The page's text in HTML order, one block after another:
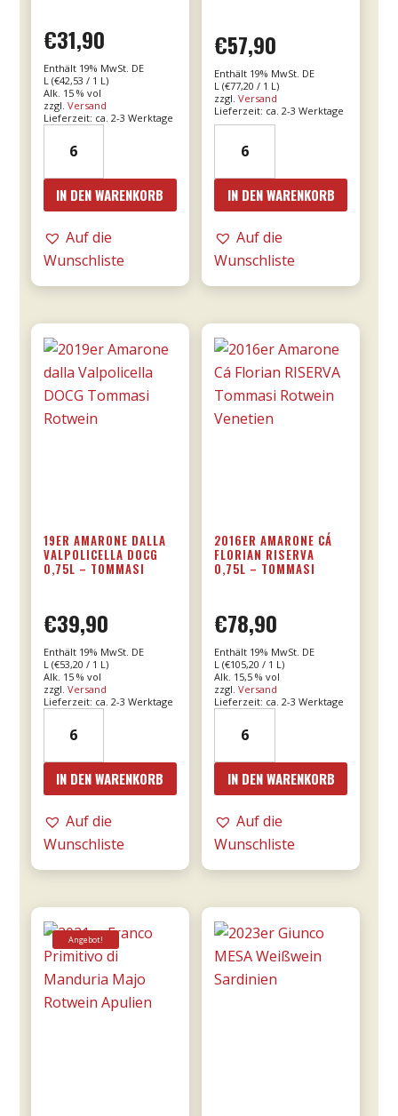
€31,90
Enthält 19% MwSt. DE
L (€42,53 / 1 L)
Alk. 15 % vol
zzgl. Versand
Lieferzeit: ca. 2-3 Werktage
Bricco
Bonfante
DOCG
riserva
0,75l
IN DEN WARENKORB
Auf die
Wunschliste
€57,90
Enthält 19% MwSt. DE
L (€77,20 / 1 L)
zzgl.Versand
Lieferzeit: ca. 2-3 Werktage
Mille
e
una
notte
DOC
Donnafugata
Menge
IN DEN WARENKORB
Auf die
Wunschliste
19ER AMARONE DALLA
VALPOLICELLA DOCG
0,75L – TOMMASI
€39,90
Enthält 19% MwSt. DE
L (€53,20 / 1 L)
Alk. 15 % vol
zzgl. Versand
Lieferzeit: ca. 2-3 Werktage
Amarone
dalla
Valpolicella
DOCG
0,75l
Menge
IN DEN WARENKORB
Auf die
Wunschliste
2016ER AMARONE CÁ
FLORIAN RISERVA
0,75L – TOMMASI
€78,90
Enthält 19% MwSt. DE
L (€105,20 / 1 L)
Alk. 15,5 % vol
zzgl.Versand
Lieferzeit: ca. 2-3 Werktage
Amarone
Cá
Florian
RISERVA
0,75l
Menge
IN DEN WARENKORB
Auf die
Wunschliste
Angebot!